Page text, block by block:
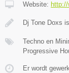
Website:
Dj Tone Doxs
Techno en
Progressive
Er wordt